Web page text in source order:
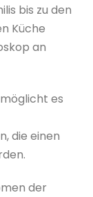
bis zu den
Küche
an
es
die einen
der